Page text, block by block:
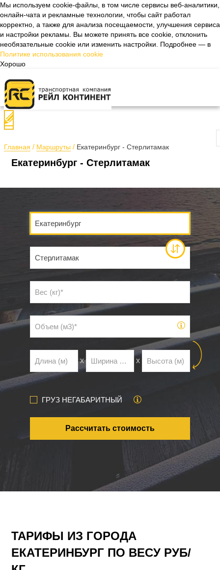
Мы используем cookie-файлы, в том числе сервисы веб-аналитики,
онлайн-чата и рекламные технологии, чтобы сайт работал
корректно, а также для анализа посещаемости, улучшения сервиса
и настройки рекламы. Вы можете принять все cookie, отклонить
необязательные cookie или изменить настройки. Подробнее — в
Политике использования cookie
Хорошо
Назад
Главная Маршруты Екатеринбург - Стерлитамак
Екатеринбург - Стерлитамак
х х
ГРУЗ НЕГАБАРИТНЫЙ
Рассчитать стоимость
ТАРИФЫ ИЗ ГОРОДА
ЕКАТЕРИНБУРГ ПО ВЕСУ РУБ/